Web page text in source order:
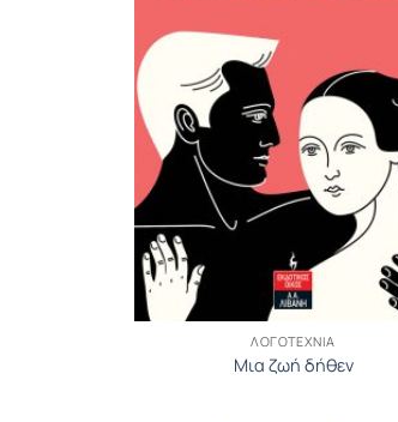
ΛΟΓΟΤΕΧΝΊΑ
Μια ζωή δήθεν